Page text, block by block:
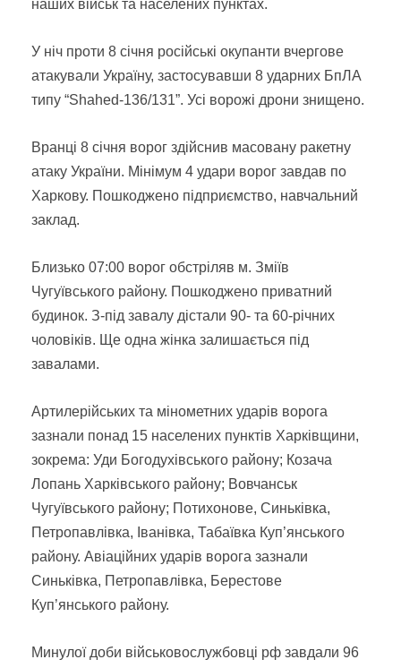
наших військ та населених пунктах.
У ніч проти 8 січня російські окупанти вчергове
атакували Україну, застосувавши 8 ударних БпЛА
типу “Shahed-136/131”. Усі ворожі дрони знищено.
Вранці 8 січня ворог здійснив масовану ракетну
атаку України. Мінімум 4 удари ворог завдав по
Харкову. Пошкоджено підприємство, навчальний
заклад.
Близько 07:00 ворог обстріляв м. Зміїв
Чугуївського району. Пошкоджено приватний
будинок. З-під завалу дістали 90- та 60-річних
чоловіків. Ще одна жінка залишається під
завалами.
Артилерійських та мінометних ударів ворога
зазнали понад 15 населених пунктів Харківщини,
зокрема: Уди Богодухівського району; Козача
Лопань Харківського району; Вовчанськ
Чугуївського району; Потихонове, Синьківка,
Петропавлівка, Іванівка, Табаївка Куп’янського
району. Авіаційних ударів ворога зазнали
Синьківка, Петропавлівка, Берестове
Куп’янського району.
Минулої доби військовослужбовці рф завдали 96